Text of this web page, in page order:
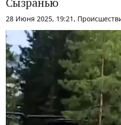
Сызранью
28 Июня 2025, 19:21,